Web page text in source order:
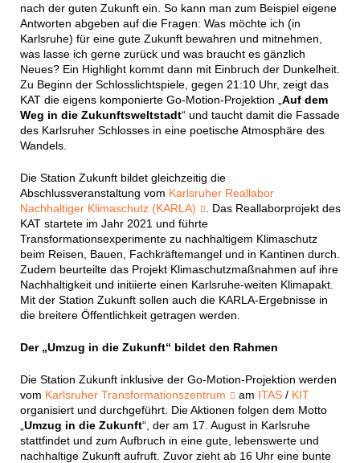
nach der guten Zukunft ein. So kann man zum Beispiel eigene
Antworten abgeben auf die Fragen: Was möchte ich (in
Karlsruhe) für eine gute Zukunft bewahren und mitnehmen,
was lasse ich gerne zurück und was braucht es gänzlich
Neues? Ein Highlight kommt dann mit Einbruch der Dunkelheit.
Zu Beginn der Schlosslichtspiele, gegen 21:10 Uhr, zeigt das
KAT die eigens komponierte Go-Motion-Projektion „ Auf dem
Weg in die Zukunftsweltstadt“ und taucht damit die Fassade
des Karlsruher Schlosses in eine poetische Atmosphäre des
Wandels.
Die Station Zukunft bildet gleichzeitig die
Abschlussveranstaltung vom Karlsruher Reallabor
Nachhaltiger Klimaschutz (KARLA)
. Das Reallaborprojekt des
KAT startete im Jahr 2021 und führte
Transformationsexperimente zu nachhaltigem Klimaschutz
beim Reisen, Bauen, Fachkräftemangel und in Kantinen durch.
Zudem beurteilte das Projekt Klimaschutzmaßnahmen auf ihre
Nachhaltigkeit und initiierte einen Karlsruhe-weiten Klimapakt.
Mit der Station Zukunft sollen auch die KARLA-Ergebnisse in
die breitere Öffentlichkeit getragen werden.
Der „Umzug in die Zukunft“ bildet den Rahmen
Die Station Zukunft inklusive der Go-Motion-Projektion werden
vom Karlsruher Transformationszentrum am ITAS/ KIT
organisiert und durchgeführt. Die Aktionen folgen dem Motto
Umzug in die Zukunft“, der am 17. August in Karlsruhe
stattfindet und zum Aufbruch in eine gute, lebenswerte und
nachhaltige Zukunft aufruft. Zuvor zieht ab 16 Uhr eine bunte